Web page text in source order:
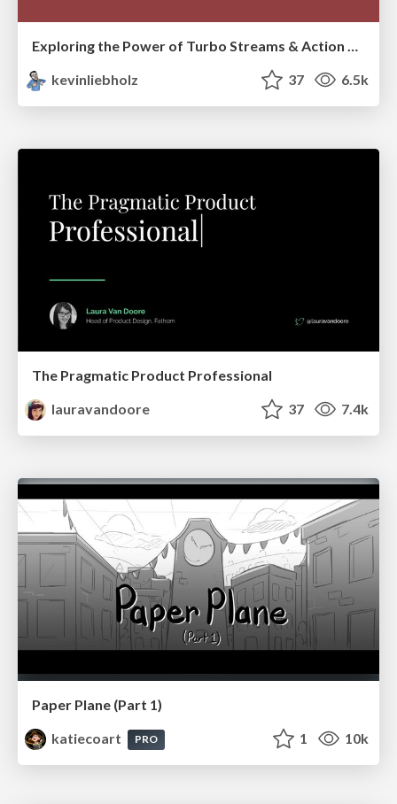
kevinliebholz
37 6.5k
The Pragmatic Product Professional
lauravandoore
37 7.4k
Paper Plane (Part 1)
katiecoart
PRO 1 10k